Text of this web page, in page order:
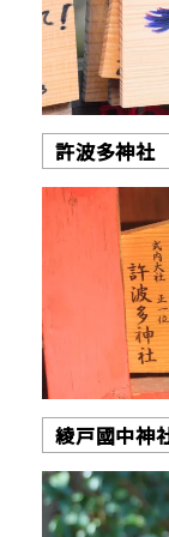
許波多神社
綾戸國中神